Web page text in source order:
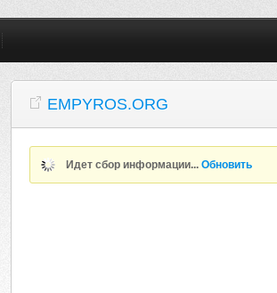
EMPYROS.ORG
Идет сбор информации...Обновить